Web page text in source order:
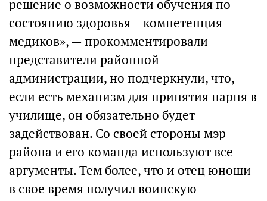
решение о возможности обучения по
состоянию здоровья – компетенция
медиков», — прокомментировали
представители районной
администрации, но подчеркнули, что,
если есть механизм для принятия парня в
училище, он обязательно будет
задействован. Со своей стороны мэр
района и его команда используют все
аргументы. Тем более, что и отец юноши
в свое время получил воинскую